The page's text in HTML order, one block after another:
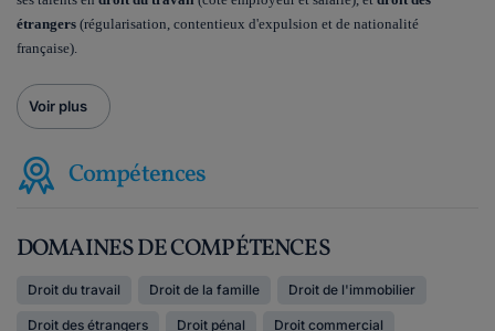
étrangers (régularisation, contentieux d'expulsion et de nationalité
française).
Voir plus
Compétences
DOMAINES DE COMPÉTENCES
Droit du travail Droit de la famille Droit de l'immobilier
Droit des étrangers Droit pénal Droit commercial